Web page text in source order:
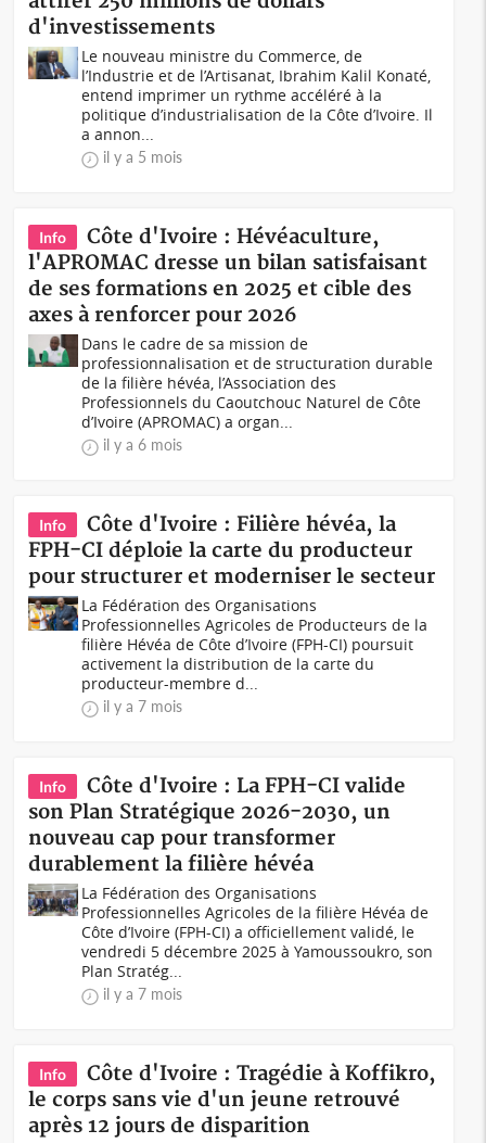
d'investissements
Le nouveau ministre du Commerce, de
l’Industrie et de l’Artisanat, Ibrahim Kalil Konaté,
entend imprimer un rythme accéléré à la
politique d’industrialisation de la Côte d’Ivoire. Il
a annon...
il y a 5 mois
Info
Côte d'Ivoire : Hévéaculture,
l'APROMAC dresse un bilan satisfaisant
de ses formations en 2025 et cible des
axes à renforcer pour 2026
Dans le cadre de sa mission de
professionnalisation et de structuration durable
de la filière hévéa, l’Association des
Professionnels du Caoutchouc Naturel de Côte
d’Ivoire (APROMAC) a organ...
il y a 6 mois
Info
Côte d'Ivoire : Filière hévéa, la
FPH-CI déploie la carte du producteur
pour structurer et moderniser le secteur
La Fédération des Organisations
Professionnelles Agricoles de Producteurs de la
filière Hévéa de Côte d’Ivoire (FPH-CI) poursuit
activement la distribution de la carte du
producteur-membre d...
il y a 7 mois
Info
Côte d'Ivoire : La FPH-CI valide
son Plan Stratégique 2026-2030, un
nouveau cap pour transformer
durablement la filière hévéa
La Fédération des Organisations
Professionnelles Agricoles de la filière Hévéa de
Côte d’Ivoire (FPH-CI) a officiellement validé, le
vendredi 5 décembre 2025 à Yamoussoukro, son
Plan Stratég...
il y a 7 mois
Info
Côte d'Ivoire : Tragédie à Koffikro,
le corps sans vie d'un jeune retrouvé
après 12 jours de disparition